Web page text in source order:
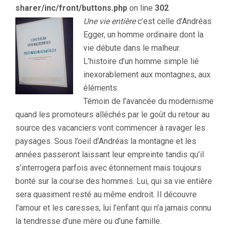
sharer/inc/front/buttons.php on line 302
Une vie entièrec’est celle d’Andréas
Egger, un homme ordinaire dont la
vie débute dans le malheur.
L’histoire d’un homme simple lié
inexorablement aux montagnes, aux
éléments.
Témoin de l’avancée du modernisme
quand les promoteurs alléchés par le goût du retour au
source des vacanciers vont commencer à ravager les
paysages. Sous l’oeil d’Andréas la montagne et les
années passeront laissant leur empreinte tandis qu’il
s’interrogera parfois avec étonnement mais toujours
bonté sur la course des hommes. Lui, qui sa vie entière
sera quasiment resté au même endroit. Il découvre
l’amour et les caresses, lui l’enfant qui n’a jamais connu
la tendresse d’une mère ou d’une famille.